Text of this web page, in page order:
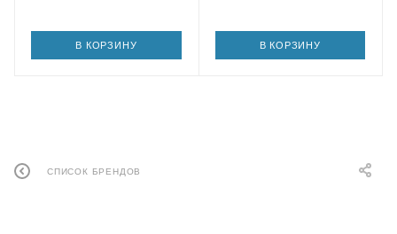
В КОРЗИНУ В КОРЗИНУ
СПИСОК БРЕНДОВ